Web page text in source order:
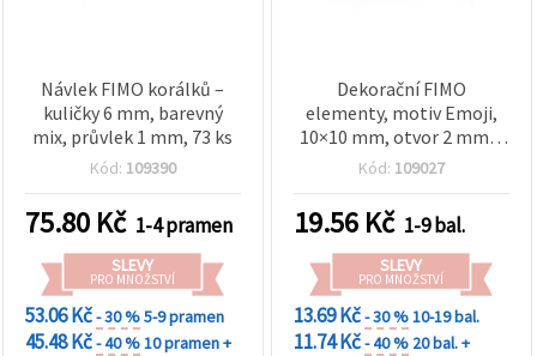
Návlek FIMO korálků –
kuličky 6 mm, barevný
mix, průvlek 1 mm, 73 ks
Kód: 109390
75.80 Kč 1-4 pramen
SLEVY
PRO MNOŽSTVÍ
53.06 Kč- 30 %5-9 pramen
45.48 Kč- 40 %10 pramen +
Dekorační FIMO
elementy, motiv Emoji,
10×10 mm, otvor 2 mm –
20 ks, mix
Kód: 109027
19.56 Kč 1-9 bal.
SLEVY
PRO MNOŽSTVÍ
13.69 Kč- 30 %10-19 bal.
11.74 Kč- 40 % 20 bal. +